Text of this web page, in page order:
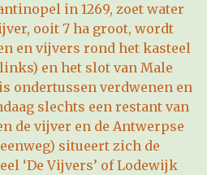
in 1269, zoet water
ooit 7 ha groot, wordt
en vijvers rond het kasteel
en het slot van Male
ondertussen verdwenen en
slechts een restant van
de vijver en de Antwerpse
situeert zich de
‘De Vijvers’ of Lodewijk